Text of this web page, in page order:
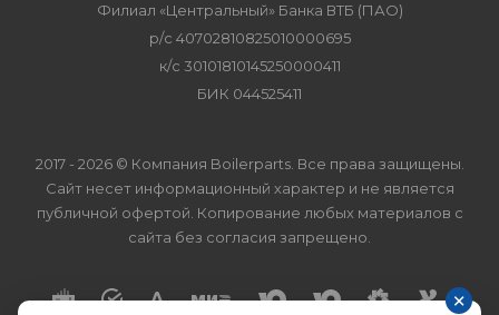
×
Филиал «Центральный» Банка ВТБ (ПАО)
р/с 40702810825010000695
к/с 30101810145250000411
БИК 044525411
2017 - 2026 © Компания Boilerparts. Все права защищены.
Сайт несет информационный характер и не является
публичной офертой. Копирование любых материалов с
сайта без согласия запрещено.